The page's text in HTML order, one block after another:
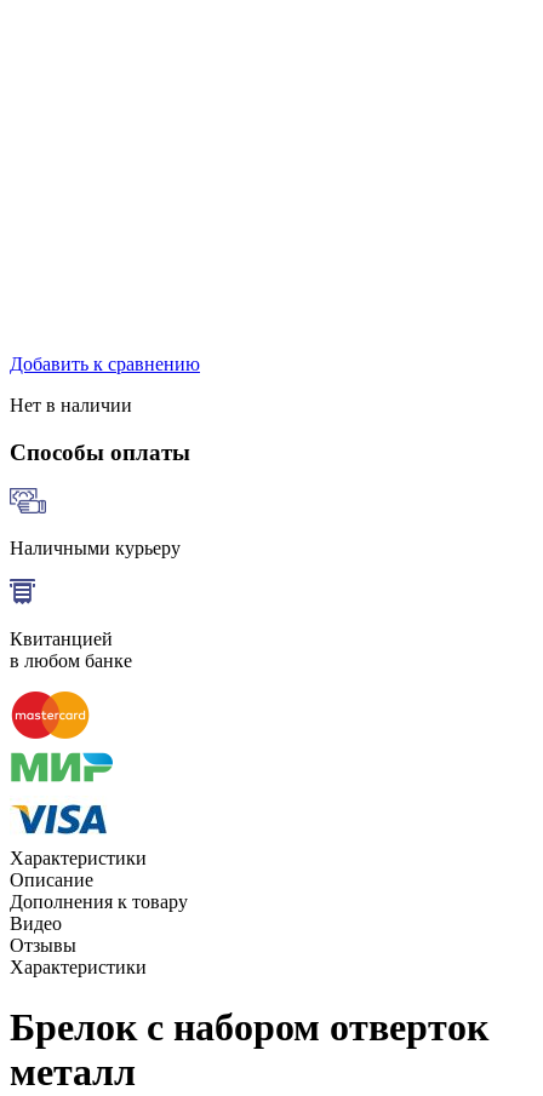
Добавить к сравнению
Нет в наличии
Способы оплаты
Наличными курьеру
Квитанцией
в любом банке
Характеристики
Описание
Дополнения к товару
Видео
Отзывы
Характеристики
Брелок с набором отверток
металл